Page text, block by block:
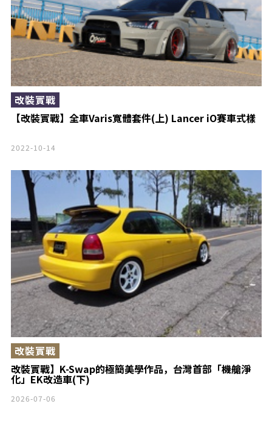
【改裝實戰】全車Varis寬體套件(上) Lancer iO賽車式樣
改裝實戰
2022-10-14
改裝實戰】K-Swap的極簡美學作品，台灣首部「機艙淨
化」EK改造車(下)
改裝實戰
2026-07-06